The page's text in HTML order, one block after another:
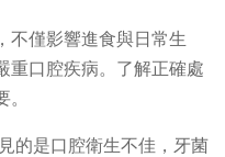
不僅影響進食與日常生
重口腔疾病。了解正確處
的是口腔衛生不佳，牙菌